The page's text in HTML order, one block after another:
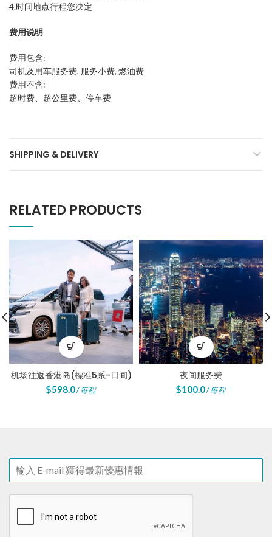
4.时间地点行程您决定
费用说明
费用包含:
司机及用车服务费, 服务小费, 燃油费
费用不含:
超时费、超公里费、停车费
SHIPPING & DELIVERY
RELATED PRODUCTS
机场往返香港岛(標准5系-日间)
$598.0/ 每程
夜间服务费
$100.0/ 每程